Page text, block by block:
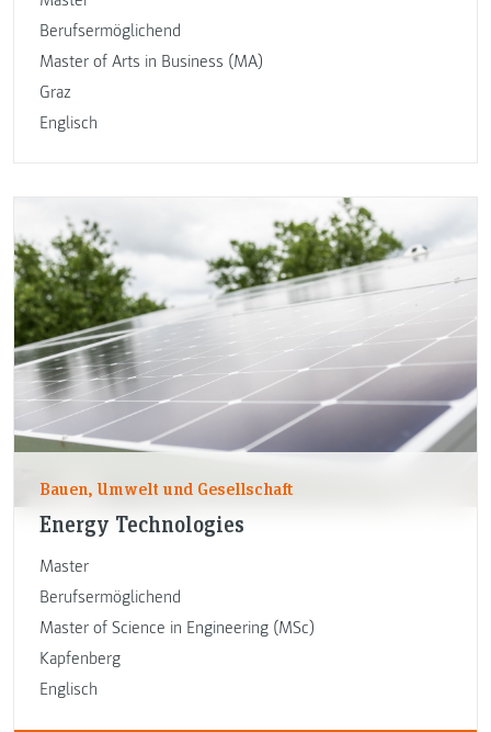
Berufsermöglichend
Master of Arts in Business (MA)
Graz
Englisch
Bauen, Umwelt und Gesellschaft
Energy Technologies
Master
Berufsermöglichend
Master of Science in Engineering (MSc)
Kapfenberg
Englisch